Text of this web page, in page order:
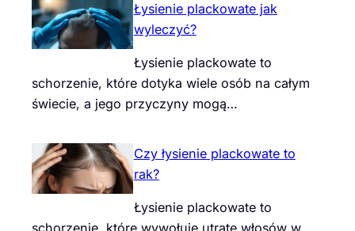
Łysienie plackowate jak
wyleczyć?
Łysienie plackowate to
schorzenie, które dotyka wiele osób na całym
świecie, a jego przyczyny mogą…
Czy łysienie plackowate to
rak?
Łysienie plackowate to
schorzenie, które wywołuje utratę włosów w